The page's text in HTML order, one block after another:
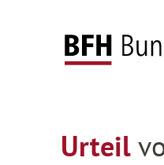
Federal Fiscal
Urteil